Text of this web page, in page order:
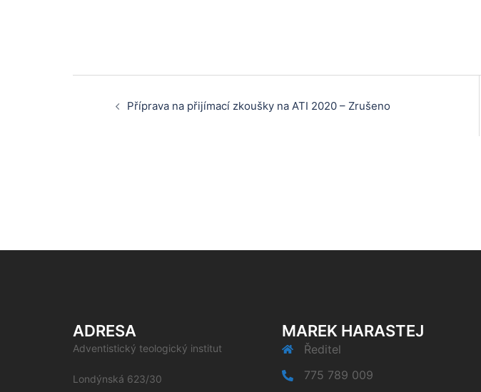
PostPříprava na přijímací zkoušky na ATI 2020 – Zrušeno
ADRESA
Adventistický teologický institut
Londýnská 623/30
MAREK HARASTEJ
Ředitel
775 789 009